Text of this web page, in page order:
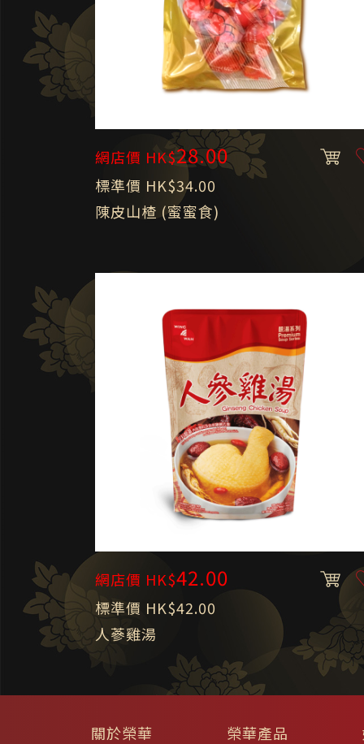
網店價 HK$28.00
標準價 HK$34.00
陳皮山楂 (蜜蜜食)
網店價 HK$42.00
標準價 HK$42.00
人蔘雞湯
關於榮華 榮華產品